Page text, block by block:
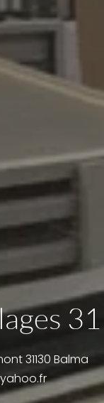
31
31130 Balma